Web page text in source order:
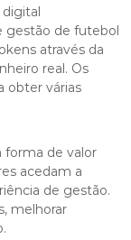
digital
gestão de futebol
através da
real. Os
obter várias
forma de valor
acedam a
de gestão.
melhorar